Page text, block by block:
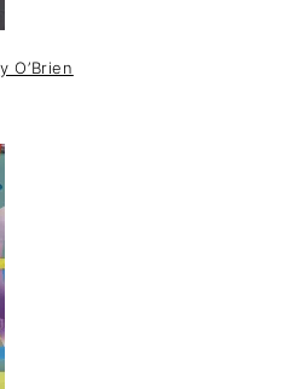
O’Brien